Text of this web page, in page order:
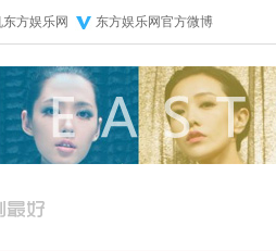
东方娱乐网 东方娱乐网官方微博